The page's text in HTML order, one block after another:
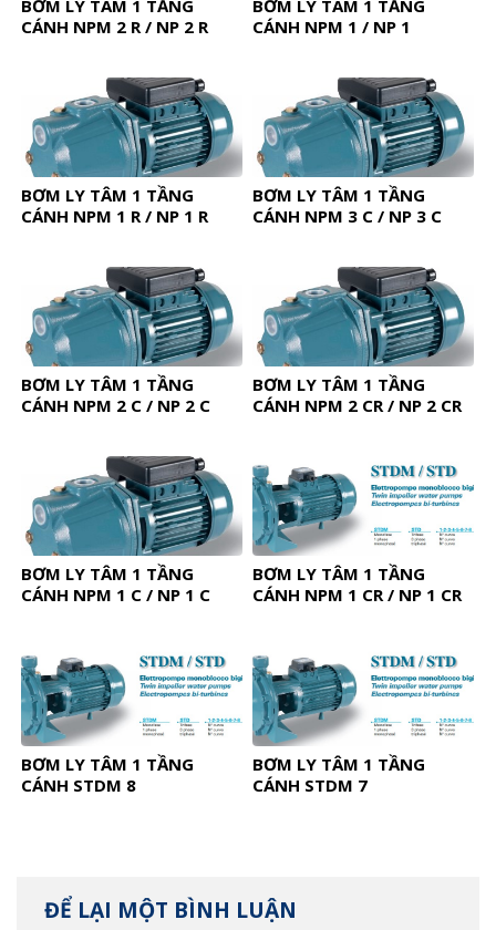
BƠM LY TÂM 1 TẦNG
CÁNH NPM 2 R / NP 2 R
BƠM LY TÂM 1 TẦNG
CÁNH NPM 1 / NP 1
BƠM LY TÂM 1 TẦNG
CÁNH NPM 1 R / NP 1 R
BƠM LY TÂM 1 TẦNG
CÁNH NPM 3 C / NP 3 C
BƠM LY TÂM 1 TẦNG
CÁNH NPM 2 C / NP 2 C
BƠM LY TÂM 1 TẦNG
CÁNH NPM 2 CR / NP 2 CR
BƠM LY TÂM 1 TẦNG
CÁNH NPM 1 C / NP 1 C
BƠM LY TÂM 1 TẦNG
CÁNH NPM 1 CR / NP 1 CR
BƠM LY TÂM 1 TẦNG
CÁNH STDM 8
BƠM LY TÂM 1 TẦNG
CÁNH STDM 7
ĐỂ LẠI MỘT BÌNH LUẬN